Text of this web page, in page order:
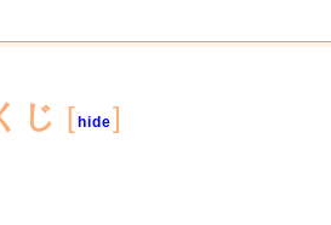
じ [ hide]